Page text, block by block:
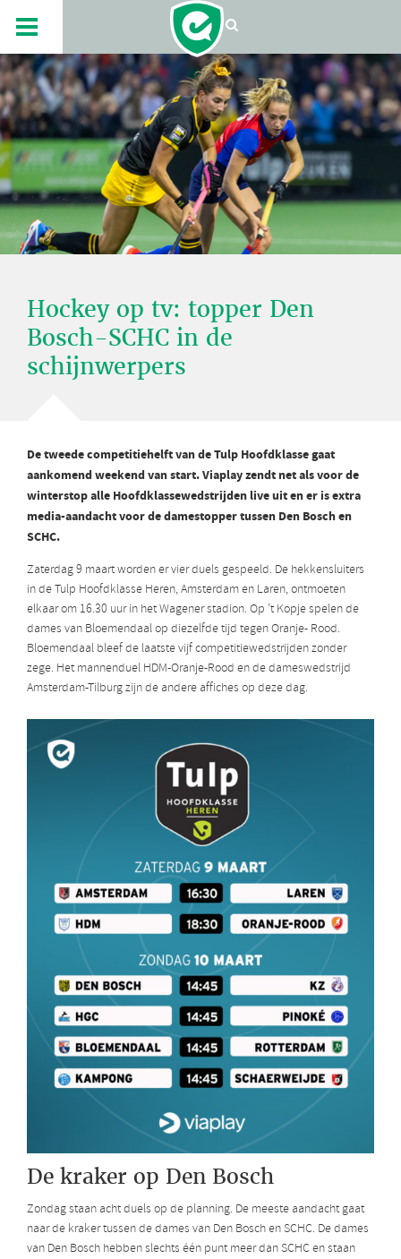
Hockey op tv: topper Den
Bosch-SCHC in de
schijnwerpers
De tweede competitiehelft van de Tulp Hoofdklasse gaat
aankomend weekend van start. Viaplay zendt net als voor de
winterstop alle Hoofdklassewedstrijden live uit en er is extra
media-aandacht voor de damestopper tussen Den Bosch en
SCHC.
Zaterdag 9 maart worden er vier duels gespeeld. De hekkensluiters
in de Tulp Hoofdklasse Heren, Amsterdam en Laren, ontmoeten
elkaar om 16.30 uur in het Wagener stadion. Op ’t Kopje spelen de
dames van Bloemendaal op diezelfde tijd tegen Oranje- Rood.
Bloemendaal bleef de laatste vijf competitiewedstrijden zonder
zege. Het mannenduel HDM-Oranje-Rood en de dameswedstrijd
Amsterdam-Tilburg zijn de andere affiches op deze dag.
De kraker op Den Bosch
Zondag staan acht duels op de planning. De meeste aandacht gaat
naar de kraker tussen de dames van Den Bosch en SCHC. De dames
van Den Bosch hebben slechts één punt meer dan SCHC en staan